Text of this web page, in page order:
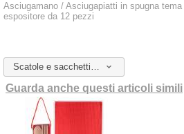
Asciugamano / Asciugapiatti in spugna
espositore da 12 pezzi
Guarda anche questi articoli simili